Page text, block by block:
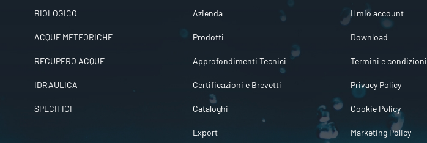
BIOLOGICO
ACQUE METEORICHE
RECUPERO ACQUE
IDRAULICA
SPECIFICI
Azienda
Prodotti
Approfondimenti Tecnici
Certificazioni e Brevetti
Cataloghi
Export
Il mio account
Download
Termini e condizioni
Privacy Policy
Cookie Policy
Marketing Policy